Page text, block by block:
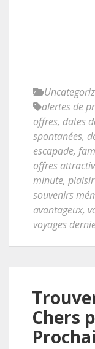
alertes de
offres, dates
spontanées,
escapade,
offres
minute,
souvenirs
avantageux,
voyages
Chers